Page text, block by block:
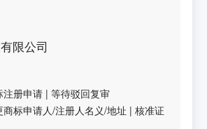
限公司
注册申请 |等待驳回复审
商标申请人/注册人名义/地址 |核准证